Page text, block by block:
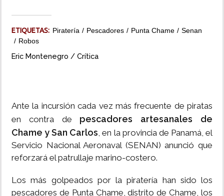
ETIQUETAS: Piratería Pescadores Punta Chame
Senan
Robos
Eric Montenegro / Crítica
Ante la incursión cada vez más frecuente de piratas
en contra de pescadores artesanales de
Chame y San Carlos, en la provincia de Panamá, el
Servicio Nacional Aeronaval (SENAN) anunció que
reforzará el patrullaje marino-costero.
Los más golpeados por la piratería han sido los
pescadores de Punta Chame, distrito de Chame, los